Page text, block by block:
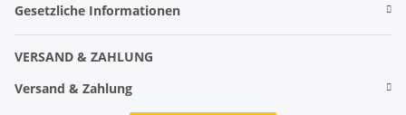
Gesetzliche Informationen
VERSAND & ZAHLUNG
Versand & Zahlung